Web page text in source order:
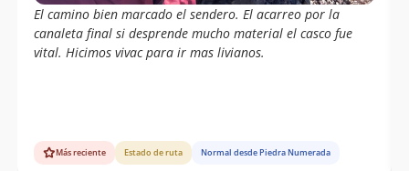
El camino bien marcado el sendero. El acarreo por la
canaleta final si desprende mucho material el casco fue
vital. Hicimos vivac para ir mas livianos.
Más reciente Estado de ruta Normal desde Piedra Numerada